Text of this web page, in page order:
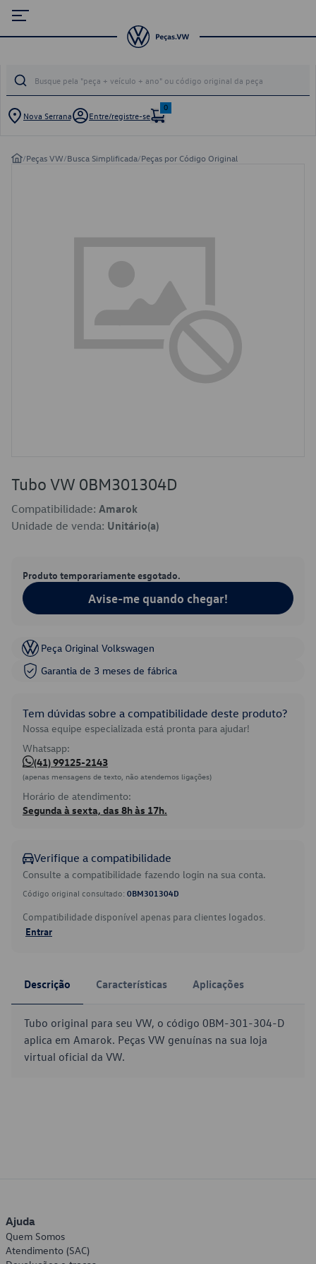
Nova Serrana Entre/registre-se
0
/Peças VW/Busca Simplificada/Peças por Código Original
Tubo VW 0BM301304D
Compatibilidade: Amarok
Unidade de venda: Unitário(a)
Produto temporariamente esgotado.
Avise-me quando chegar!
Peça Original Volkswagen
Garantia de 3 meses de fábrica
Tem dúvidas sobre a compatibilidade deste produto?
Nossa equipe especializada está pronta para ajudar!
Whatsapp:
(41) 99125-2143
(apenas mensagens de texto, não atendemos ligações)
Horário de atendimento:
Segunda à sexta, das 8h às 17h.
Verifique a compatibilidade
Consulte a compatibilidade fazendo login na sua conta.
Código original consultado: 0BM301304D
Compatibilidade disponível apenas para clientes logados.
Entrar
Descrição Características Aplicações
Tubo original para seu VW, o código 0BM-301-304-D
aplica em Amarok. Peças VW genuínas na sua loja
virtual oficial da VW.
Ajuda
Quem Somos
Atendimento (SAC)